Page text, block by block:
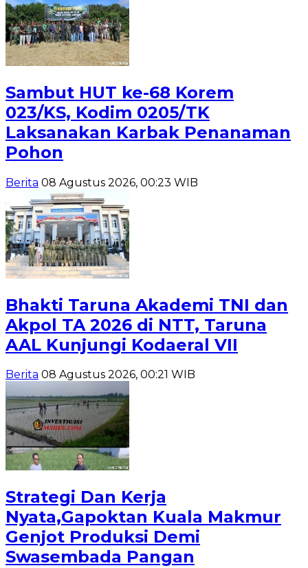
Sambut HUT ke-68 Korem
023/KS, Kodim 0205/TK
Laksanakan Karbak Penanaman
Pohon
Berita 08 Agustus 2026, 00:23 WIB
Bhakti Taruna Akademi TNI dan
Akpol TA 2026 di NTT, Taruna
AAL Kunjungi Kodaeral VII
Berita 08 Agustus 2026, 00:21 WIB
Strategi Dan Kerja
Nyata,Gapoktan Kuala Makmur
Genjot Produksi Demi
Swasembada Pangan